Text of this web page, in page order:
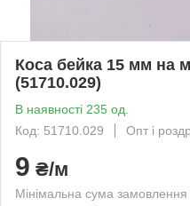
Коса бейка 15 мм на
(51710.029)
В наявності 235 од.
Код: 51710.029
Опт і
9 ₴/м
Мінімальна сума